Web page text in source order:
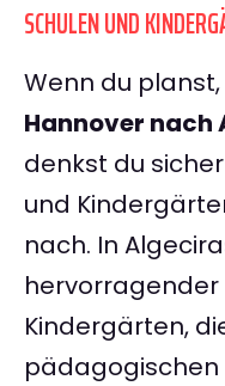
SCHULEN UND
Wenn du
Hannover nach
denkst du
und
nach. In
hervorragender
Kindergärten,
pädagogischen